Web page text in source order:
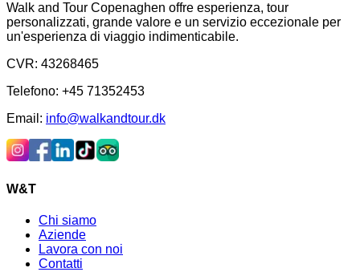
Walk and Tour Copenaghen offre esperienza, tour
personalizzati, grande valore e un servizio eccezionale per
un'esperienza di viaggio indimenticabile.
CVR: 43268465
Telefono: +45 71352453
Email : info@walkandtour.dk
W&T
Chi siamo
Aziende
Lavora con noi
Contatti